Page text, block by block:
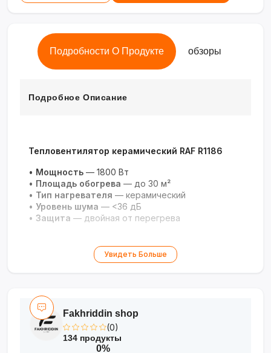
Подробности О Продукте обзоры
Подробное Описание
Тепловентилятор керамический RAF R1186
• Мощность — 1800 Вт
• Площадь обогрева — до 30 м²
• Тип нагревателя — керамический
• Уровень шума — <36 дБ
• Защита — двойная от перегрева
Увидеть Больше
Fakhriddin shop
(0)
134 продукты
0%